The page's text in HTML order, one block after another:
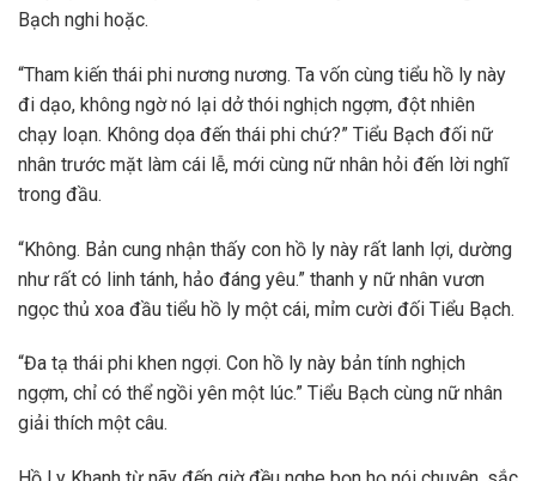
Bạch nghi hoặc.
“Tham kiến thái phi nương nương. Ta vốn cùng tiểu hồ ly này
đi dạo, không ngờ nó lại dở thói nghịch ngợm, đột nhiên
chạy loạn. Không dọa đến thái phi chứ?” Tiểu Bạch đối nữ
nhân trước mặt làm cái lễ, mới cùng nữ nhân hỏi đến lời nghĩ
trong đầu.
“Không. Bản cung nhận thấy con hồ ly này rất lanh lợi, dường
như rất có linh tánh, hảo đáng yêu.” thanh y nữ nhân vươn
ngọc thủ xoa đầu tiểu hồ ly một cái, mỉm cười đối Tiểu Bạch.
“Đa tạ thái phi khen ngợi. Con hồ ly này bản tính nghịch
ngợm, chỉ có thể ngồi yên một lúc.” Tiểu Bạch cùng nữ nhân
giải thích một câu.